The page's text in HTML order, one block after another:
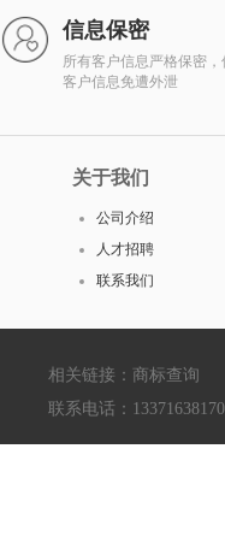
信息保密
所有客户信息严格保密，
客户信息免遭外泄
关于我们
公司介绍
人才招聘
联系我们
相关链接： 商标查询
联系电话：